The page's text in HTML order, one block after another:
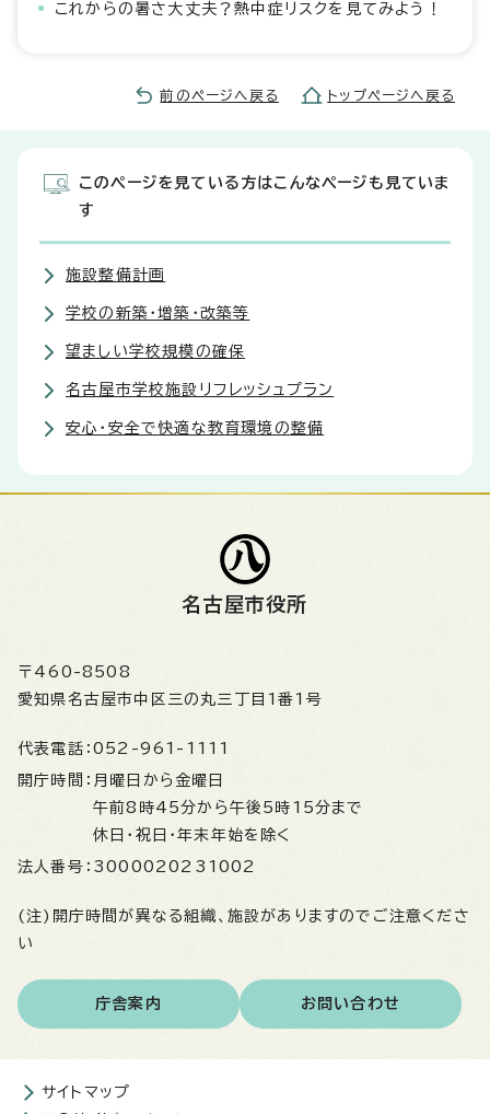
これからの暑さ大丈夫？熱中症リスクを見てみよう！
前のページへ戻る トップページへ戻る
このページを見ている方はこんなページも見ていま
す
施設整備計画
学校の新築・増築・改築等
望ましい学校規模の確保
名古屋市学校施設リフレッシュプラン
安心・安全で快適な教育環境の整備
名古屋市役所
〒460-8508
愛知県名古屋市中区三の丸三丁目1番1号
代表電話： 052-961-1111
開庁時間： 月曜日から金曜日
午前8時45分から午後5時15分まで
休日・祝日・年末年始を除く
法人番号： 3000020231002
(注)開庁時間が異なる組織、施設がありますのでご注意くださ
い
庁舎案内 お問い合わせ
サイトマップ